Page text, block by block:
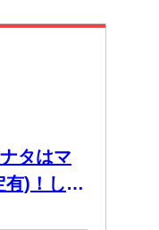
タはマ
有)！しか